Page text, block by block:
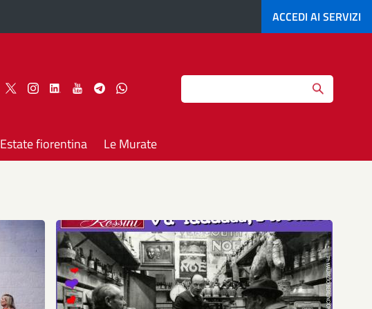
ACCEDI AI SERVIZI
Seguici SeguiciSeguici Seguici SeguiciSeguiciSeguici
Search
Estate fiorentina Le Murate